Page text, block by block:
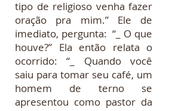
tipo de religioso venha fazer
oração pra mim.” Ele de
imediato, pergunta: “_ O que
houve?” Ela então relata o
ocorrido: “_ Quando você
saiu para tomar seu café, um
homem de terno se
apresentou como pastor da